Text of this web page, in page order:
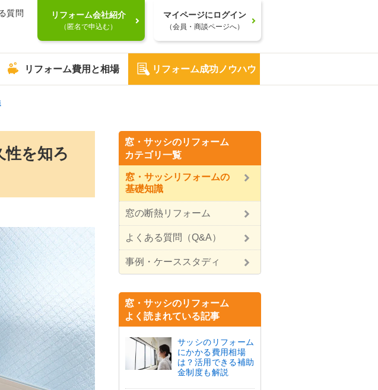
質問 リフォーム会社紹介
（匿名で申込む）
マイページにログイン
（会員・商談ページへ）
リフォーム費用と相場 リフォーム成功ノウハウ
を知ろ
窓・サッシのリフォーム
カテゴリ一覧
窓・サッシリフォームの
基礎知識
窓の断熱リフォーム
よくある質問（Q&A）
事例・ケーススタディ
窓・サッシのリフォーム
よく読まれている記事
サッシのリフォーム
にかかる費用相場
は？活用できる補助
金制度も解説